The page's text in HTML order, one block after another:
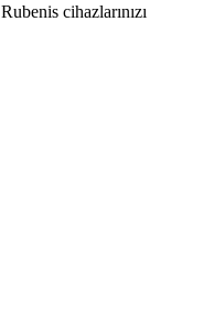
Rubenis cihazlarınızı